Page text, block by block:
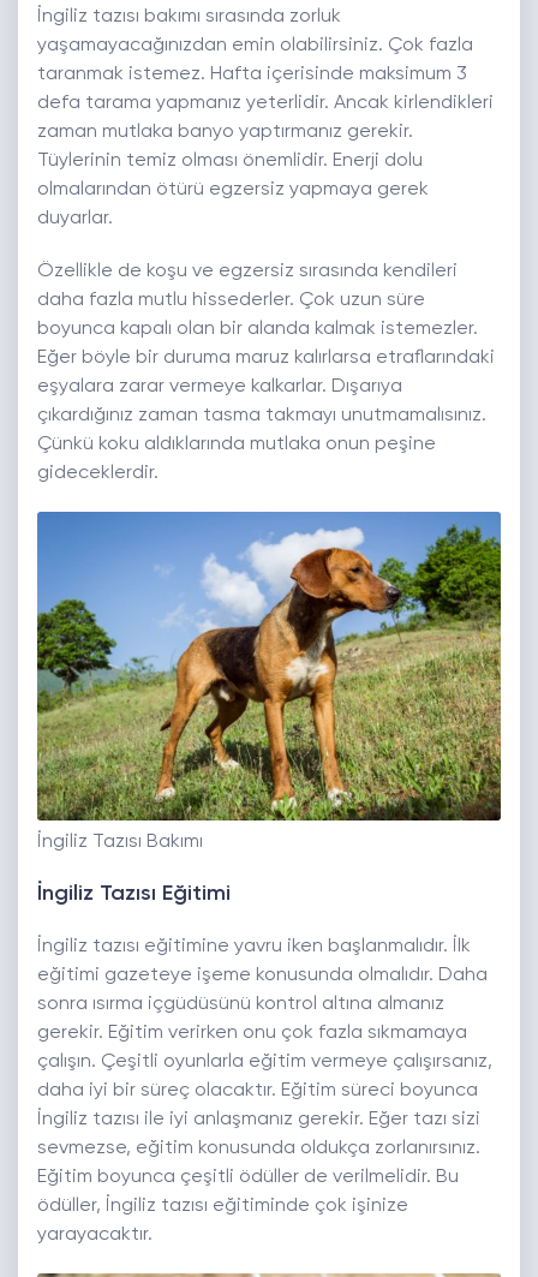
İngiliz tazısı bakımı sırasında zorluk
yaşamayacağınızdan emin olabilirsiniz. Çok fazla
taranmak istemez. Hafta içerisinde maksimum 3
defa tarama yapmanız yeterlidir. Ancak kirlendikleri
zaman mutlaka banyo yaptırmanız gerekir.
Tüylerinin temiz olması önemlidir. Enerji dolu
olmalarından ötürü egzersiz yapmaya gerek
duyarlar.
Özellikle de koşu ve egzersiz sırasında kendileri
daha fazla mutlu hissederler. Çok uzun süre
boyunca kapalı olan bir alanda kalmak istemezler.
Eğer böyle bir duruma maruz kalırlarsa etraflarındaki
eşyalara zarar vermeye kalkarlar. Dışarıya
çıkardığınız zaman tasma takmayı unutmamalısınız.
Çünkü koku aldıklarında mutlaka onun peşine
gideceklerdir.
İngiliz Tazısı Bakımı
İngiliz Tazısı Eğitimi
İngiliz tazısı eğitimine yavru iken başlanmalıdır. İlk
eğitimi gazeteye işeme konusunda olmalıdır. Daha
sonra ısırma içgüdüsünü kontrol altına almanız
gerekir. Eğitim verirken onu çok fazla sıkmamaya
çalışın. Çeşitli oyunlarla eğitim vermeye çalışırsanız,
daha iyi bir süreç olacaktır. Eğitim süreci boyunca
İngiliz tazısı ile iyi anlaşmanız gerekir. Eğer tazı sizi
sevmezse, eğitim konusunda oldukça zorlanırsınız.
Eğitim boyunca çeşitli ödüller de verilmelidir. Bu
ödüller, İngiliz tazısı eğitiminde çok işinize
yarayacaktır.